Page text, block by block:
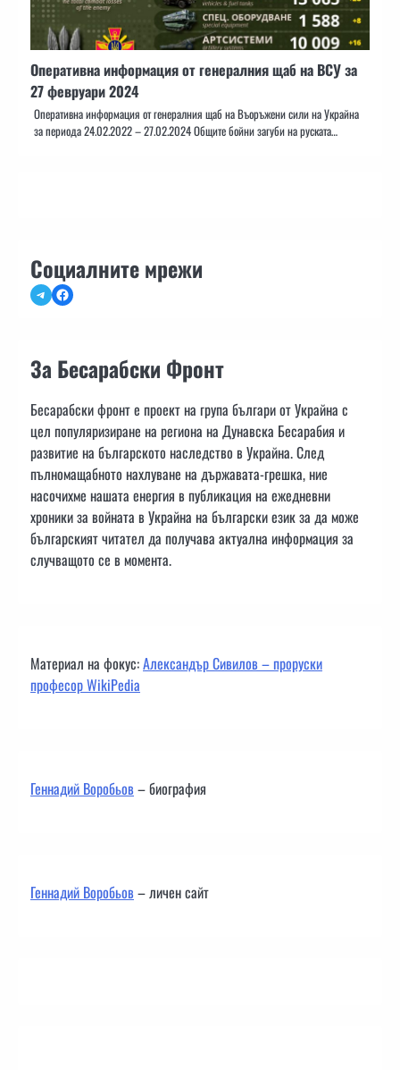
Оперативна информация от генералния щаб на ВСУ за
27 февруари 2024
Оперативна информация от генералния щаб на Въоръжени сили на Украйна
за периода 24.02.2022 – 27.02.2024 Общите бойни загуби на руската…
Социалните мрежи
TelegramFacebook
За Бесарабски Фронт
Бесарабски фронт е проект на група българи от Украйна с
цел популяризиране на региона на Дунавска Бесарабия и
развитие на българското наследство в Украйна. След
пълномащабното нахлуване на държавата-грешка, ние
насочихме нашата енергия в публикация на ежедневни
хроники за войната в Украйна на български език за да може
българският читател да получава актуална информация за
случващото се в момента.
Материал на фокус:Александър Сивилов – проруски
професор WikiPedia
Геннадий Воробьов– биография
Геннадий Воробьов– личен сайт